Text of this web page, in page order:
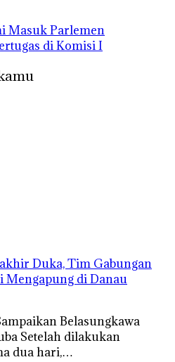
Masuk Parlemen
di Komisi I
Duka, Tim Gabungan
di Danau
Belasungkawa
Setelah dilakukan
dua hari,…